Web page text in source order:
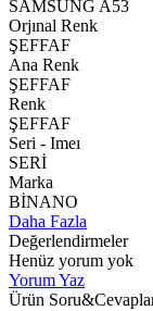
SAMSUNG A53
Orjınal Renk
ŞEFFAF
Ana Renk
ŞEFFAF
Renk
ŞEFFAF
Seri - Imeı
SERİ
Marka
BİNANO
Daha Fazla
Değerlendirmeler
Henüz yorum yok
Yorum Yaz
Ürün